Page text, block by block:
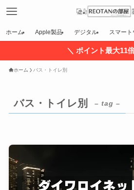
ホーム Apple製品 デジタル スマー
＼ ポイント最大11
ホーム バス・トイレ別
バス・トイレ別 – tag –